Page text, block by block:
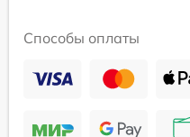
Способы оплаты